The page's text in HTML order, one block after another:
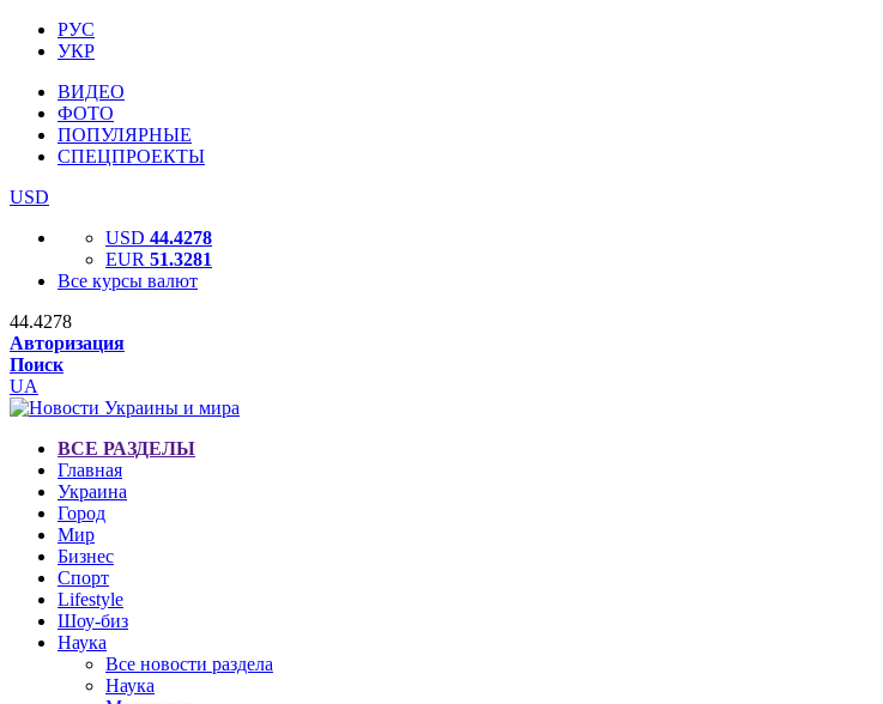
РУС
УКР
ВИДЕО
ФОТО
ПОПУЛЯРНЫЕ
СПЕЦПРОЕКТЫ
USD
USD 44.4278
EUR 51.3281
Все курсы валют
44.4278
Авторизация
Поиск
UA
ВСЕ РАЗДЕЛЫ
Главная
Украина
Город
Мир
Бизнес
Спорт
Lifestyle
Шоу-биз
Наука
Все новости раздела
Наука